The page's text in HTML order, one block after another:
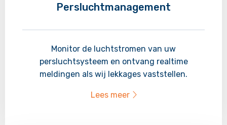
Persluchtmanagement
Monitor de luchtstromen van uw
persluchtsysteem en ontvang realtime
meldingen als wij lekkages vaststellen.
Lees meer